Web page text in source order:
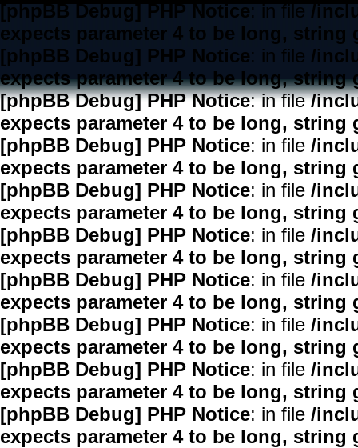
[phpBB Debug] PHP Notice: in file/
expects parameter 4 to be long, string
[phpBB Debug] PHP Notice: in file /
expects parameter 4 to be long, string
[phpBB Debug] PHP Notice: in file/
expects parameter 4 to be long, string
[phpBB Debug] PHP Notice: in file /
expects parameter 4 to be long, string
[phpBB Debug] PHP Notice: in file /
expects parameter 4 to be long, string
[phpBB Debug] PHP Notice: in file /
expects parameter 4 to be long, string
[phpBB Debug] PHP Notice: in file /
expects parameter 4 to be long, string
[phpBB Debug] PHP Notice: in file /
expects parameter 4 to be long, string
[phpBB Debug] PHP Notice: in file /
expects parameter 4 to be long, string
[phpBB Debug] PHP Notice: in file /
expects parameter 4 to be long, string